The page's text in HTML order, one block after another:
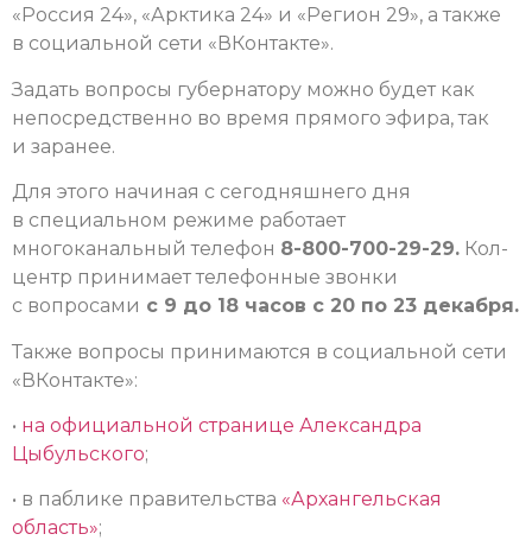
«Россия 24», «Арктика 24» и «Регион 29», а также
в социальной сети «ВКонтакте».
Задать вопросы губернатору можно будет как
непосредственно во время прямого эфира, так
и заранее.
Для этого начиная с сегодняшнего дня
в специальном режиме работает
многоканальный телефон 8-800-700-29-29. Кол-
центр принимает телефонные звонки
с вопросами с 9 до 18 часов с 20 по 23 декабря.
Также вопросы принимаются в социальной сети
«ВКонтакте»:
• на официальной странице Александра
Цыбульского;
• в паблике правительства «Архангельская
область»;